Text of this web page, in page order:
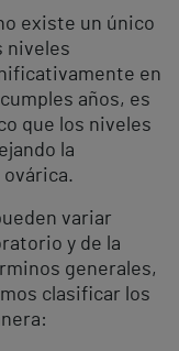
existe un único
niveles
en
años, es
que los niveles
la
variar
y de la
generales,
clasificar los